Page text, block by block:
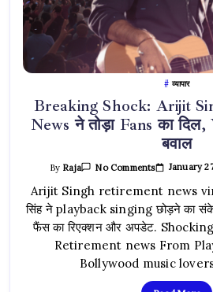
व्यापार
Breaking Shock: Arijit
News ने तोड़ा Fans का
बवाल
By Raja No CommentsOn
Shock:
Arijit
Singh
Retirement
News
तोड़ा
Fans
का
दिल,
Viral
January
Arijit Singh retirement news
सिंह ने playback singing छोड़ने का संकेत
फैंस का रिएक्शन और अपडेट.
Retirement news From
Bollywood music